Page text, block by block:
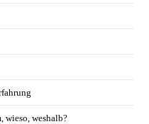
wieso, weshalb?